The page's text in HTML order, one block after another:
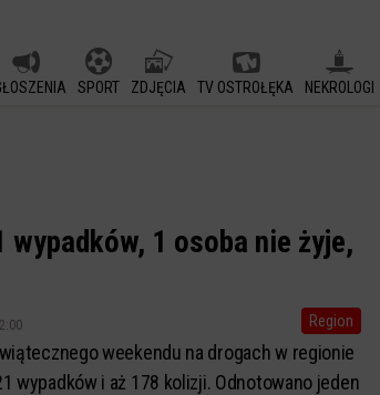
SPORT ZDJĘCIA TV OSTROŁĘKA NEKROLOGI
1 osoba nie żyje,
Region
weekendu na drogach w regionie
wypadków i aż 178 kolizji. Odnotowano jeden